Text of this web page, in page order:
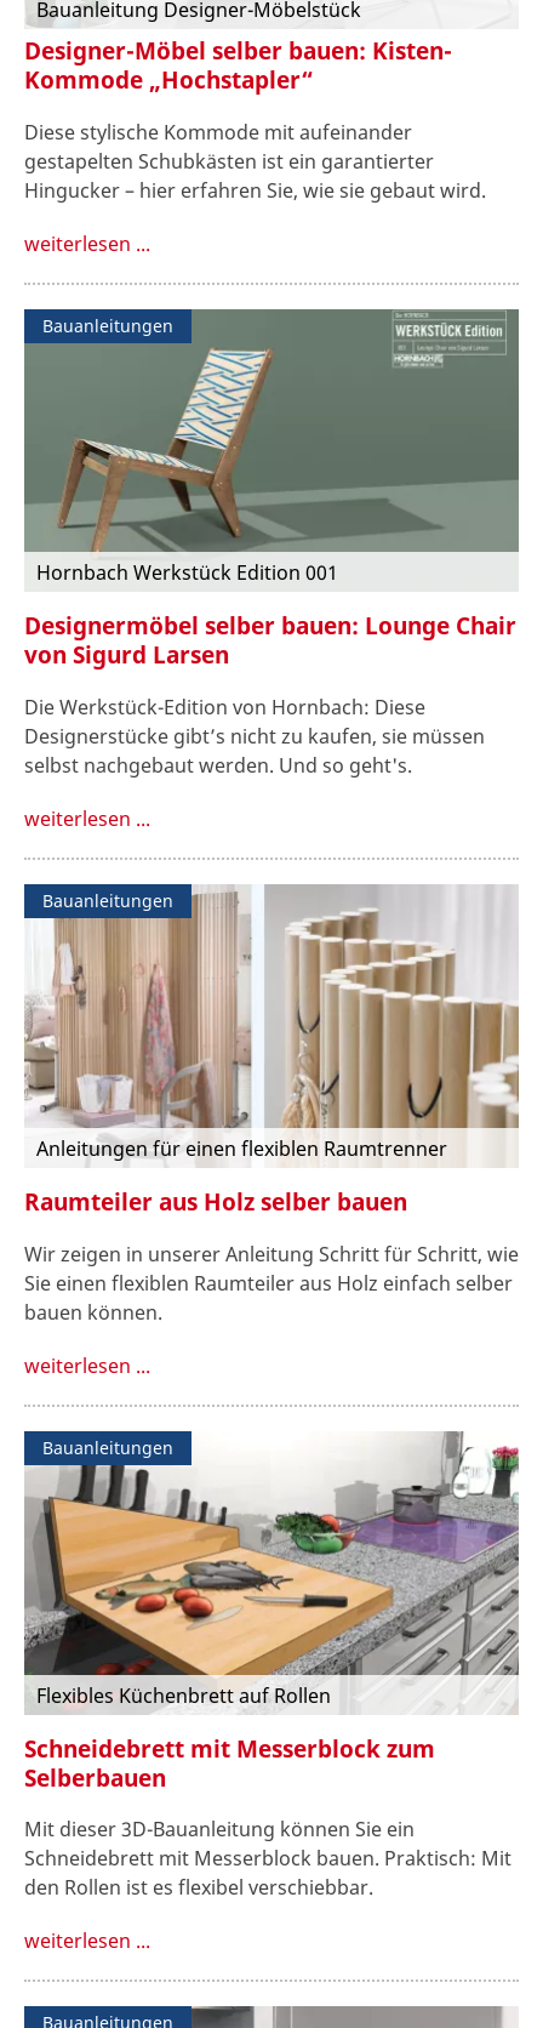
Bauanleitung Designer-Möbelstück
Designer-Möbel selber bauen: Kisten-
Kommode „Hochstapler“
Diese stylische Kommode mit aufeinander
gestapelten Schubkästen ist ein garantierter
Hingucker – hier erfahren Sie, wie sie gebaut wird.
weiterlesen ...
Bauanleitungen
Hornbach Werkstück Edition 001
Designermöbel selber bauen: Lounge Chair
von Sigurd Larsen
Die Werkstück-Edition von Hornbach: Diese
Designerstücke gibt’s nicht zu kaufen, sie müssen
selbst nachgebaut werden. Und so geht's.
weiterlesen ...
Bauanleitungen
Anleitungen für einen flexiblen Raumtrenner
Raumteiler aus Holz selber bauen
Wir zeigen in unserer Anleitung Schritt für Schritt, wie
Sie einen flexiblen Raumteiler aus Holz einfach selber
bauen können.
weiterlesen ...
Bauanleitungen
Flexibles Küchenbrett auf Rollen
Schneidebrett mit Messerblock zum
Selberbauen
Mit dieser 3D-Bauanleitung können Sie ein
Schneidebrett mit Messerblock bauen. Praktisch: Mit
den Rollen ist es flexibel verschiebbar.
weiterlesen ...
Bauanleitungen